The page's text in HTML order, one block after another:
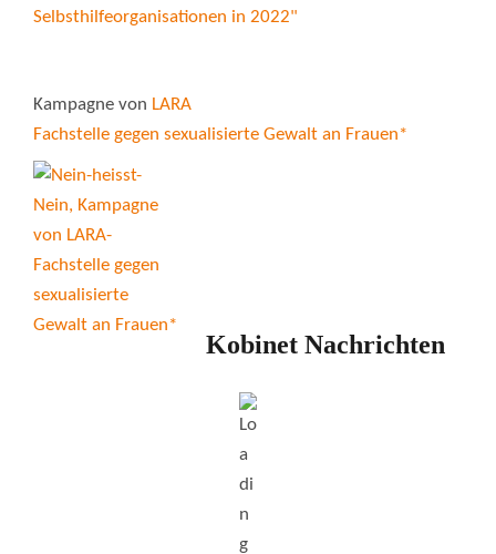
Kampagne von LARA
Fachstelle gegen sexualisierte Gewalt an Frauen*
Kobinet Nachrichten